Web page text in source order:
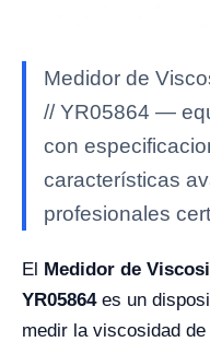
Medidor de
// YR05864 —
con
características
profesionales
El Medidor de
YR05864es un
medir la viscosidad